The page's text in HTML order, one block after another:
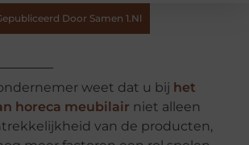
Door Samen 1.nl
weet dat u bij het
horeca meubilair niet alleen
van de producten,